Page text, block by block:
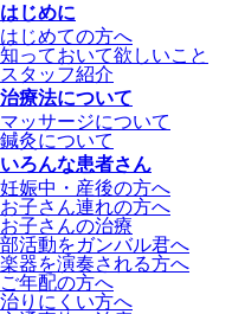
はじめに
はじめての方へ
知っておいて欲しいこと
スタッフ紹介
治療法について
マッサージについて
鍼灸について
いろんな患者さん
妊娠中・産後の方へ
お子さん連れの方へ
お子さんの治療
部活動をガンバル君へ
楽器を演奏される方へ
ご年配の方へ
治りにくい方へ